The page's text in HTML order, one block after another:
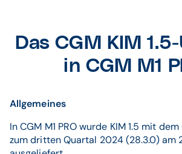
Das CGM KIM
in CGM M1
Allgemeines
In CGM M1 PRO wurde KIM 1.5 mit
zum dritten Quartal 2024 (28.3.0) am